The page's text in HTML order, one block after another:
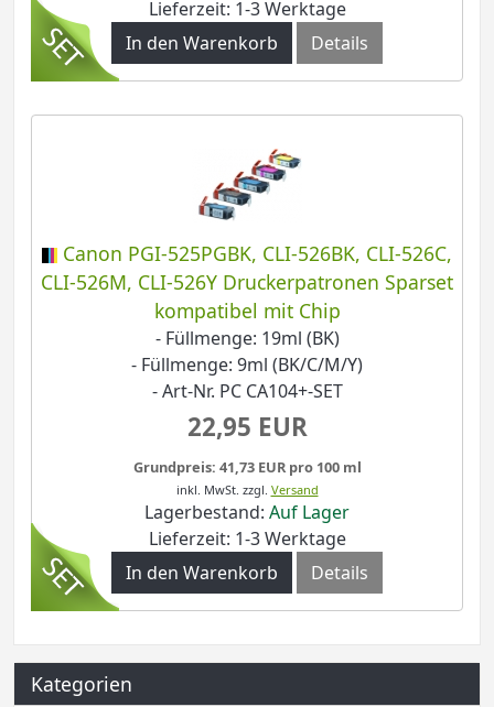
Lieferzeit: 1-3 Werktage
In den Warenkorb
Details
Canon PGI-525PGBK, CLI-526BK, CLI-526C,
CLI-526M, CLI-526Y Druckerpatronen Sparset
kompatibel mit Chip
- Füllmenge: 19ml (BK)
- Füllmenge: 9ml (BK/C/M/Y)
- Art-Nr. PC CA104+-SET
22,95 EUR
Grundpreis: 41,73 EUR pro 100 ml
inkl. MwSt. zzgl. Versand
Lagerbestand: Auf Lager
Lieferzeit: 1-3 Werktage
In den Warenkorb
Details
Kategorien